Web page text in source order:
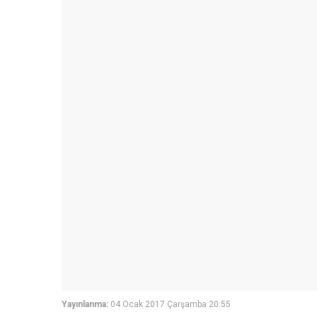
Yayınlanma: 04 Ocak 2017 Çarşamba 20:55